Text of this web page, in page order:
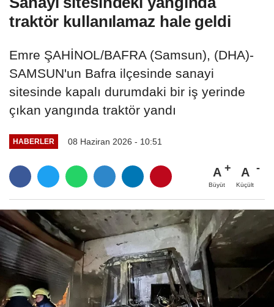
traktör kullanılamaz hale geldi
Emre ŞAHİNOL/BAFRA (Samsun), (DHA)-
SAMSUN'un Bafra ilçesinde sanayi
sitesinde kapalı durumdaki bir iş yerinde
çıkan yangında traktör yandı
HABERLER 08 Haziran 2026 - 10:51
A
Büyüt
A
Küçült